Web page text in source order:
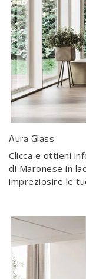
Aura Glass
Clicca e ottieni
di Maronese in
impreziosire le